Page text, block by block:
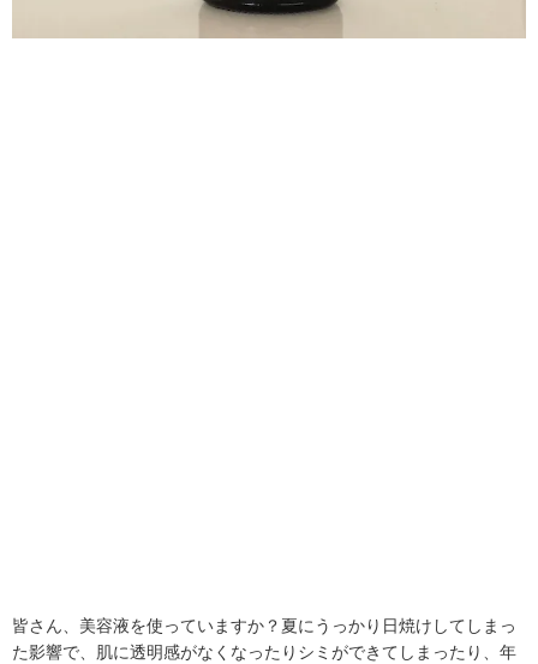
皆さん、美容液を使っていますか？夏にうっかり日焼けしてしまっ
た影響で、肌に透明感がなくなったりシミができてしまったり、年